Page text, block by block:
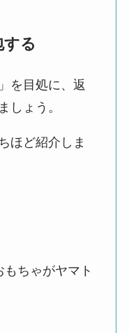
る
を目処に、返
しょう。
ほど紹介しま
ちゃがヤマト